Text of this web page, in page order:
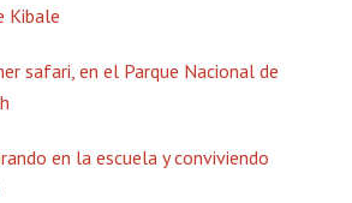
Kibale
safari, en el Parque Nacional de
en la escuela y conviviendo